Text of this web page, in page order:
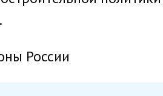
России